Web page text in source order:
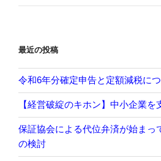
最近の投稿
令和6年分確定申告と定額減税に
【経営破綻のキホン】中小企業
保証協会による代位弁済が始まっ
の検討